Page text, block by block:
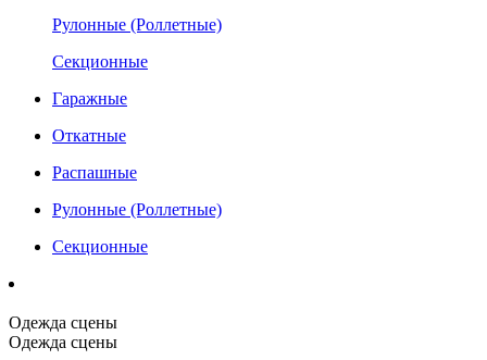
Рулонные (Роллетные)
Секционные
Гаражные
Откатные
Распашные
Рулонные (Роллетные)
Секционные
Одежда сцены
Одежда сцены